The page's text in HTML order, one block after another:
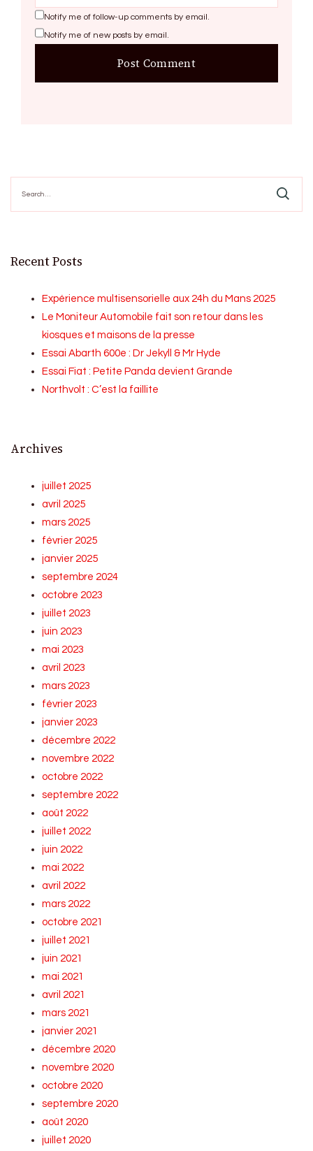
Notify me of follow-up comments by email.
Notify me of new posts by email.
for:
Recent Posts
Expérience multisensorielle aux 24h du Mans 2025
Le Moniteur Automobile fait son retour dans les
kiosques et maisons de la presse
Essai Abarth 600e : Dr Jekyll & Mr Hyde
Essai Fiat : Petite Panda devient Grande
Northvolt : C’est la faillite
Archives
juillet 2025
avril 2025
mars 2025
février 2025
janvier 2025
septembre 2024
octobre 2023
juillet 2023
juin 2023
mai 2023
avril 2023
mars 2023
février 2023
janvier 2023
décembre 2022
novembre 2022
octobre 2022
septembre 2022
août 2022
juillet 2022
juin 2022
mai 2022
avril 2022
mars 2022
octobre 2021
juillet 2021
juin 2021
mai 2021
avril 2021
mars 2021
janvier 2021
décembre 2020
novembre 2020
octobre 2020
septembre 2020
août 2020
juillet 2020